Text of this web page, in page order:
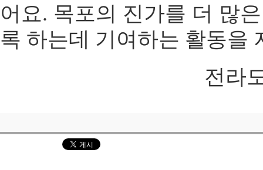
어요. 목포의 진가를 더 많
록 하는데 기여하는 활동을
전라